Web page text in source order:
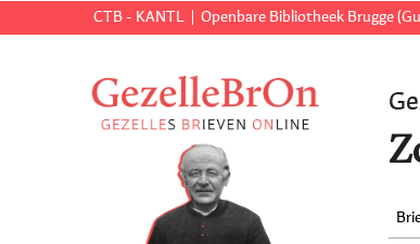
CTB - KANTL Openbare Bibliotheek Brugge